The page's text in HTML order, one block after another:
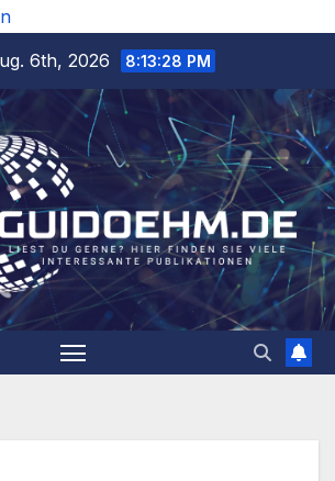
6th, 2026
8:13:29 PM